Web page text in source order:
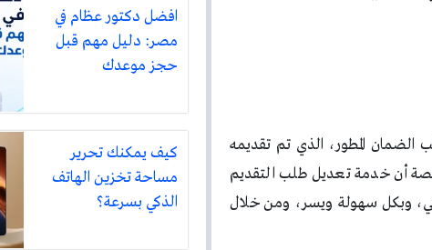
المطور، الذي تم تقديمه
أن خدمة تعديل طلب التقديم
وبكل سهولة ويسر، ومن خلال
افضل دكتور عظام في
مصر: دليل مهم قبل
حجز موعدك
كيف يمكنك تحرير
مساحة تخزين الهاتف
الذكي بسرعة؟